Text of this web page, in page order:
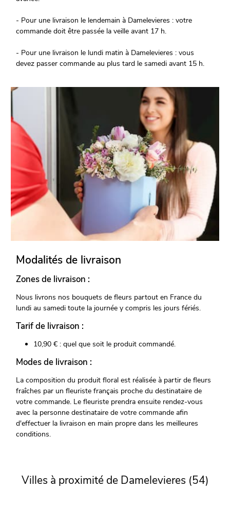
- Pour une livraison le lendemain à Damelevieres : votre
commande doit être passée la veille avant 17 h.
- Pour une livraison le lundi matin à Damelevieres : vous
devez passer commande au plus tard le samedi avant 15 h.
Modalités de livraison
Zones de livraison :
Nous livrons nos bouquets de fleurs partout en France du
lundi au samedi toute la journée y compris les jours fériés.
Tarif de livraison :
10,90 € : quel que soit le produit commandé.
Modes de livraison :
La composition du produit floral est réalisée à partir de fleurs
fraîches par un fleuriste français proche du destinataire de
votre commande. Le fleuriste prendra ensuite rendez-vous
avec la personne destinataire de votre commande afin
d'effectuer la livraison en main propre dans les meilleures
conditions.
Villes à proximité de Damelevieres (54)